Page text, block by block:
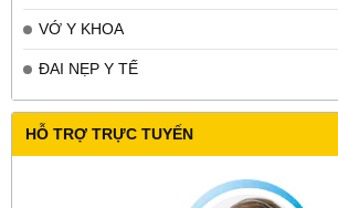
VỚ Y KHOA
ĐAI NẸP Y TẾ
HỖ TRỢ TRỰC TUYẾN